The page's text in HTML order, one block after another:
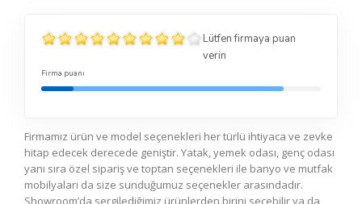
Lütfen firmaya puan
verin
Firma puanı
Firmamız ürün ve model seçenekleri her türlü ihtiyaca ve zevke
hitap edecek derecede geniştir. Yatak, yemek odası, genç odası
yanı sıra özel sipariş ve toptan seçenekleri ile banyo ve mutfak
mobilyaları da size sunduğumuz seçenekler arasındadır.
Showroom’da sergilediğimiz ürünlerden birini seçebilir ya da